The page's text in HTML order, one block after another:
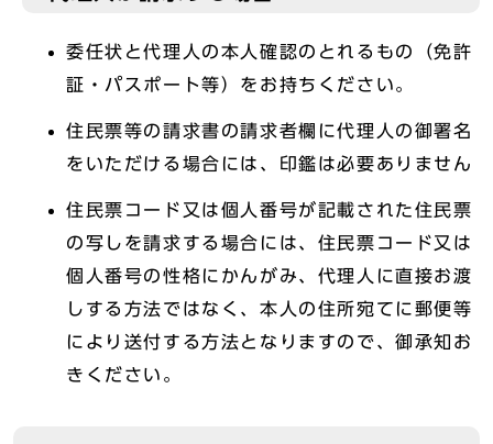
委任状と代理人の本人確認のとれるもの（免許
証・パスポート等）をお持ちください。
住民票等の請求書の請求者欄に代理人の御署名
をいただける場合には、印鑑は必要ありません
住民票コード又は個人番号が記載された住民票
の写しを請求する場合には、住民票コード又は
個人番号の性格にかんがみ、代理人に直接お渡
しする方法ではなく、本人の住所宛てに郵便等
により送付する方法となりますので、御承知お
きください。